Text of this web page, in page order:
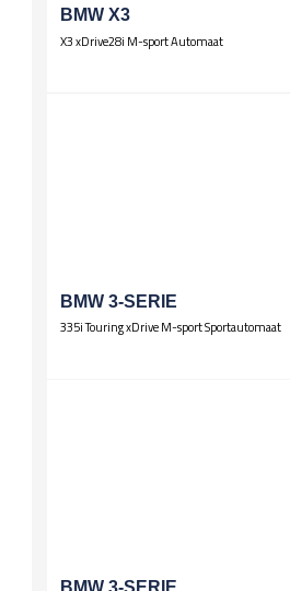
BMW X3
X3 xDrive28i M-sport Automaat
BMW 3-SERIE
335i Touring xDrive M-sport Sportautomaat
BMW 3-SERIE